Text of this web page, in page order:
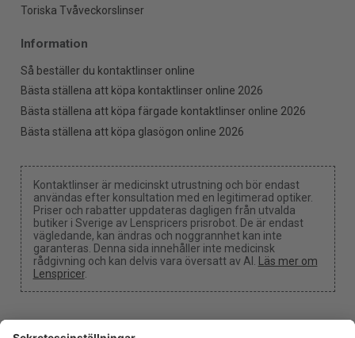
Toriska Tvåveckorslinser
Information
Så beställer du kontaktlinser online
Bästa ställena att köpa kontaktlinser online 2026
Bästa ställena att köpa färgade kontaktlinser online 2026
Bästa ställena att köpa glasögon online 2026
Kontaktlinser är medicinskt utrustning och bör endast
användas efter konsultation med en legitimerad optiker.
Priser och rabatter uppdateras dagligen från utvalda
butiker i Sverige av Lenspricers prisrobot. De är endast
vägledande, kan ändras och noggrannhet kan inte
garanteras. Denna sida innehåller inte medicinsk
rådgivning och kan delvis vara översatt av AI.
Läs mer om
Lenspricer.